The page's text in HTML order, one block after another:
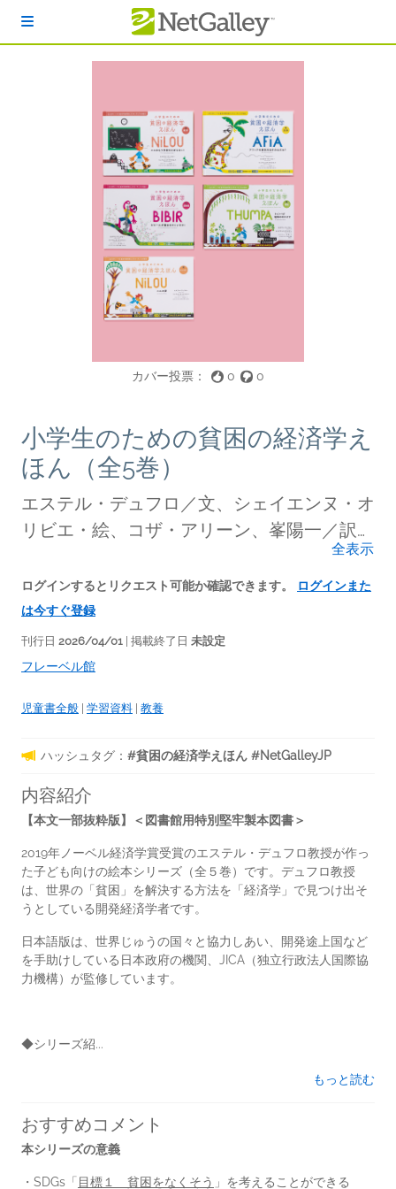
カバー投票： 0 0
小学生のための貧困の経済学え
ほん（全5巻）
エステル・デュフロ／文、シェイエンヌ・オ
リビエ・絵、コザ・アリーン、峯陽一／訳、
全表示
ログインするとリクエスト可能か確認できます。
ログインまた
は今すぐ登録
刊行日 2026/04/01 | 掲載終了日 未設定
フレーベル館
児童書全般 | 学習資料 | 教養
ハッシュタグ： #貧困の経済学えほん #NetGalleyJP
内容紹介
【本文一部抜粋版】＜図書館用特別堅牢製本図書＞
2019年ノーベル経済学賞受賞のエステル・デュフロ教授が作っ
た子ども向けの絵本シリーズ（全５巻）です。デュフロ教授
は、世界の「貧困」を解決する方法を「経済学」で見つけ出そ
うとしている開発経済学者です。
日本語版は、世界じゅうの国々と協力しあい、開発途上国など
を手助けしている日本政府の機関、JICA（独立行政法人国際協
力機構）が監修しています。
◆シリーズ紹...
もっと読む
おすすめコメント
本シリーズの意義
・SDGs「 目標１ 貧困をなくそう 」を考えることができる